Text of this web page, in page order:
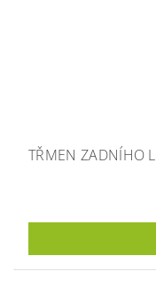
TŘMEN ZADNÍHO